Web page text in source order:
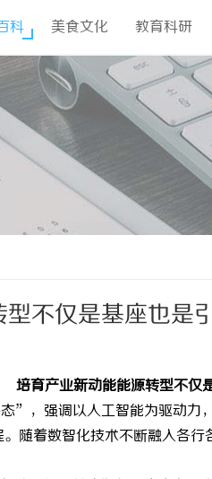
科 美食文化 教育科研
不仅是基座也是
培育产业新动能能源转型不仅
”，强调以人工智能为驱动力
随着数智化技术不断融入各